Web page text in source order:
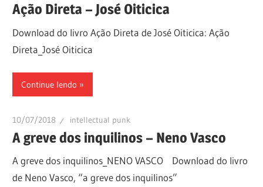
Ação Direta – José Oiticica
Download do livro Ação Direta de José Oiticica: Ação
Direta_José Oiticica
Continue lendo
10/07/2018 intellectual punk
A greve dos inquilinos – Neno Vasco
A greve dos inquilinos_NENO VASCO Download do livro
de Neno Vasco, “a greve dos inquilinos”